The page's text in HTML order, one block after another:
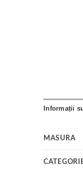
Informații
MASURA